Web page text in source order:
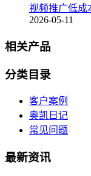
视频推广低成
2026-05-11
相关产品
分类目录
客户案例
奥凯日记
常见问题
最新资讯